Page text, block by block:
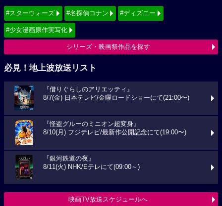
#スターウォーズ #名探偵コナン #ディズニー
#少女漫画原作実写化
シリーズ・映画祭作品を探す
必見！地上波放送リスト
『借りぐらしのアリエッティ』
8/7(金) 日本テレビ/金曜ロードショーにて(21:00〜)
『怪盗グルーのミニオン超変身』
8/10(月) フジテレビ/最新作公開記念にて(19:00〜)
『銀河鉄道の夜』
8/11(火) NHK/Eテレにて(09:00～)
映画TV放送スケジュールへ